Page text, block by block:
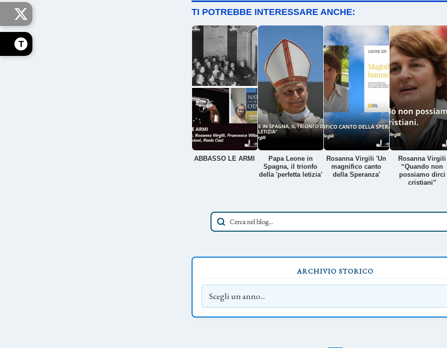
T
TI POTREBBE INTERESSARE ANCHE:
ABBASSO LE ARMI
Papa Leone in
Spagna, il trionfo
della 'perfetta letizia'
Rosanna Virgili 'Un
magnifico canto
della Speranza'
Rosanna Virgili
“Quando non
possiamo dirci
cristiani”
ARCHIVIO STORICO